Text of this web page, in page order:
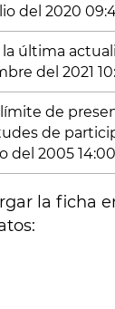
del 2020
última
del 2021
de
de
del 2005
la ficha